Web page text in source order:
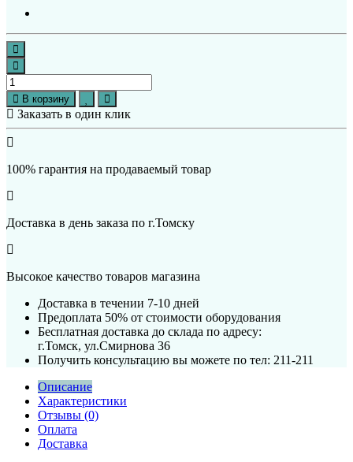
В корзину
Заказать в один клик
100% гарантия на продаваемый товар
Доставка в день заказа по г.Томску
Высокое качество товаров магазина
Доставка в течении 7-10 дней
Предоплата 50% от стоимости оборудования
Бесплатная доставка до склада по адресу:
г.Томск, ул.Смирнова 36
Получить консультацию вы можете по тел: 211-211
Описание
Характеристики
Отзывы (0)
Оплата
Доставка